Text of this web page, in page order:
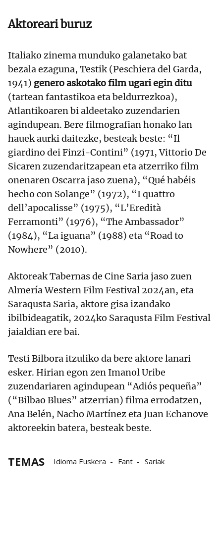
Aktoreari buruz
Italiako zinema munduko galanetako bat
bezala ezaguna, Testik (Peschiera del Garda,
1941) genero askotako film ugari egin ditu
(tartean fantastikoa eta beldurrezkoa),
Atlantikoaren bi aldeetako zuzendarien
agindupean. Bere filmografian honako lan
hauek aurki daitezke, besteak beste: “Il
giardino dei Finzi-Contini” (1971, Vittorio De
Sicaren zuzendaritzapean eta atzerriko film
onenaren Oscarra jaso zuena), “Qué habéis
hecho con Solange” (1972), “I quattro
dell’apocalisse” (1975), “L’Eredità
Ferramonti” (1976), “The Ambassador”
(1984), “La iguana” (1988) eta “Road to
Nowhere” (2010).
Aktoreak Tabernas de Cine Saria jaso zuen
Almería Western Film Festival 2024an, eta
Saraqusta Saria, aktore gisa izandako
ibilbideagatik, 2024ko Saraqusta Film Festival
jaialdian ere bai.
Testi Bilbora itzuliko da bere aktore lanari
esker. Hirian egon zen Imanol Uribe
zuzendariaren agindupean “Adiós pequeña”
(“Bilbao Blues” atzerrian) filma errodatzen,
Ana Belén, Nacho Martínez eta Juan Echanove
aktoreekin batera, besteak beste.
TEMAS Idioma Euskera Fant Sariak